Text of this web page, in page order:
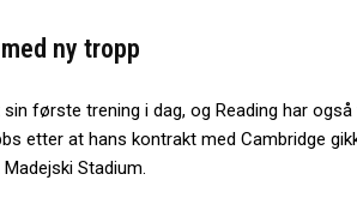
ny tropp
sin første trening i dag, og Reading har
etter at hans kontrakt med Cambridge
Stadium.